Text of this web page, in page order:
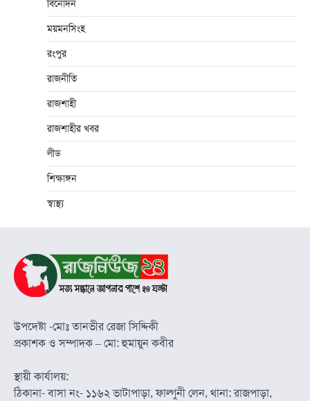
বিনোদন
ময়মনসিংহ
রংপুর
রাজনীতি
রাজশাহী
রাজশাহীর খবর
লীড
শিক্ষাঙ্গন
স্বাস্থ্য
উপদেষ্টা -মোঃ তানভীর রেজা সিদ্দিকী
প্রকাশক ও সম্পাদক – মো: হুমায়ুন কবীর
স্থায়ী কার্যালয়:
ঠিকানা- বাসা নং- ১১৬২ ভাটাপাড়া, ফাল্গুনী লেন, থানা: রাজপাড়া,